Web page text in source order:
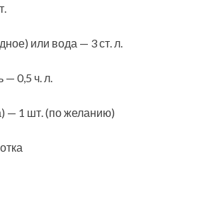
или вода — 3 ст. л.
— 0,5 ч. л.
— 1 шт. (по желанию)